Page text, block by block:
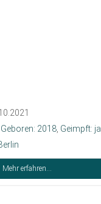
Geboren: 2018, Geimpft: ja
Mehr erfahren...